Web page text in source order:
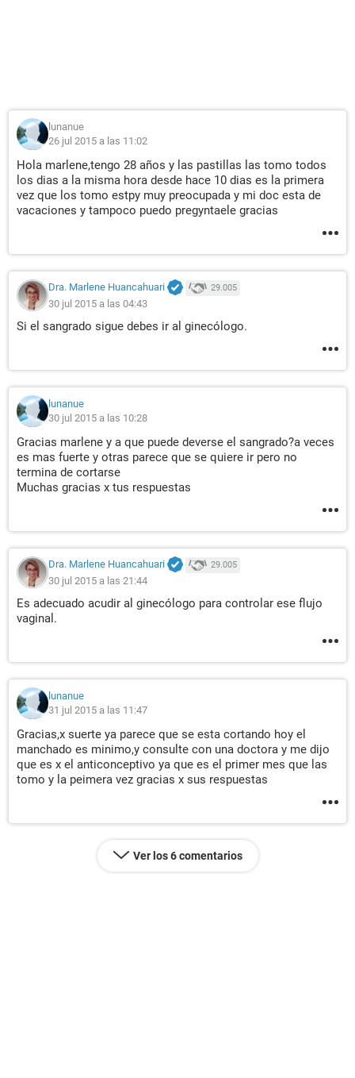
lunanue
26 jul 2015 a las 11:02
Hola marlene,tengo 28 años y las pastillas las tomo todos
los dias a la misma hora desde hace 10 dias es la primera
vez que los tomo estpy muy preocupada y mi doc esta de
vacaciones y tampoco puedo pregyntaele gracias
Dra. Marlene Huancahuari 29.005
30 jul 2015 a las 04:43
Si el sangrado sigue debes ir al ginecólogo.
lunanue
30 jul 2015 a las 10:28
Gracias marlene y a que puede deverse el sangrado?a veces
es mas fuerte y otras parece que se quiere ir pero no
termina de cortarse
Muchas gracias x tus respuestas
Dra. Marlene Huancahuari 29.005
30 jul 2015 a las 21:44
Es adecuado acudir al ginecólogo para controlar ese flujo
vaginal.
lunanue
31 jul 2015 a las 11:47
Gracias,x suerte ya parece que se esta cortando hoy el
manchado es minimo,y consulte con una doctora y me dijo
que es x el anticonceptivo ya que es el primer mes que las
tomo y la peimera vez gracias x sus respuestas
Ver los 6 comentarios